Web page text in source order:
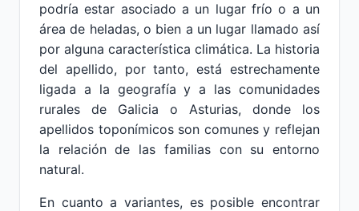
podría estar asociado a un lugar frío o a un
área de heladas, o bien a un lugar llamado así
por alguna característica climática. La historia
del apellido, por tanto, está estrechamente
ligada a la geografía y a las comunidades
rurales de Galicia o Asturias, donde los
apellidos toponímicos son comunes y reflejan
la relación de las familias con su entorno
natural.
En cuanto a variantes, es posible encontrar